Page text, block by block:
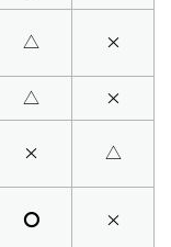
△ ×
△
×
× △
〇 ×